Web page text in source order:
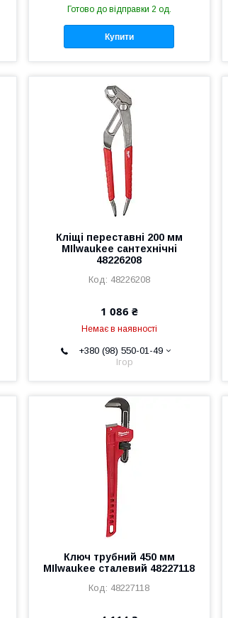
Готово до відправки 2 од.
Купити
Кліщі переставні 200 мм
MIlwaukee сантехнічні
48226208
48226208
1 086 ₴
Немає в наявності
+380 (98) 550-01-49
Ігор
Ключ трубний 450 мм
MIlwaukee сталевий 48227118
48227118